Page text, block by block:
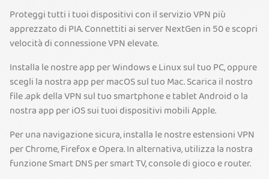
Proteggi tutti i tuoi dispositivi con il servizio VPN più
apprezzato di PIA. Connettiti ai server NextGen in 50 e scopri
velocità di connessione VPN elevate.
Installa le nostre app per Windows e Linux sul tuo PC, oppure
scegli la nostra app per macOS sul tuo Mac. Scarica il nostro
file .apk della VPN sul tuo smartphone e tablet Android o la
nostra app per iOS sui tuoi dispositivi mobili Apple.
Per una navigazione sicura, installa le nostre estensioni VPN
per Chrome, Firefox e Opera. In alternativa, utilizza la nostra
funzione Smart DNS per smart TV, console di gioco e router.